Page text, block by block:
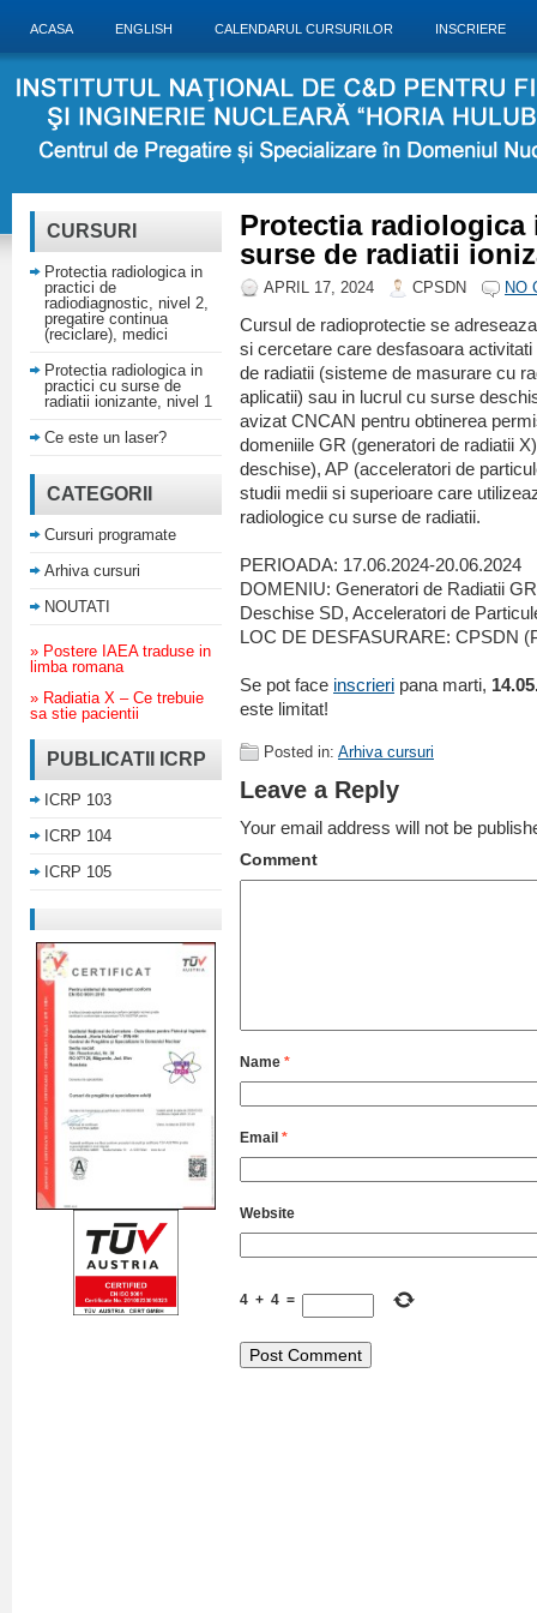
ACASA ENGLISH CALENDARUL CURSURILOR INSCRIERE
Protectia
surse de radiatii
APRIL 17, 2024 CPSDN NO
Cursul de radioprotectie se
si cercetare care desfasoara
de radiatii (sisteme de masurare cu
aplicatii) sau in lucrul cu surse
avizat CNCAN pentru obtinerea
domeniile GR (generatori de radiatii
deschise), AP (acceleratori de
studii medii si superioare care
radiologice cu surse de radiatii.
PERIOADA: 17.06.2024-20.06.2024
DOMENIU: Generatori de Radiatii
Deschise SD, Acceleratori de
LOC DE DESFASURARE: CPSDN
Se pot face inscrieri pana marti,
este limitat!
Posted in: Arhiva cursuri
Leave a Reply
Your email address will not be
Comment
Name *
Email *
Website
4 + 4 =
CURSURI
Protectia radiologica in
practici de
radiodiagnostic, nivel 2,
pregatire continua
(reciclare), medici
Protectia radiologica in
practici cu surse de
radiatii ionizante, nivel 1
Ce este un laser?
CATEGORII
Cursuri programate
Arhiva cursuri
NOUTATI
» Postere IAEA traduse in
limba romana
» Radiatia X – Ce trebuie
sa stie pacientii
PUBLICATII ICRP
ICRP 103
ICRP 104
ICRP 105